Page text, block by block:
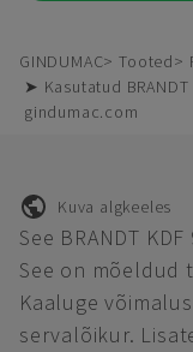
GINDUMAC Tooted
➤ Kasutatud
gindumac.com
Kuva algkeeles
See BRANDT
See on mõeldud
Kaaluge
servalõikur.